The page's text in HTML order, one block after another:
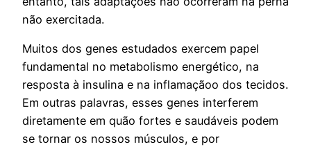
não exercitada.
Muitos dos genes estudados exercem papel
fundamental no metabolismo energético, na
resposta à insulina e na inflamaçãoo dos tecidos.
Em outras palavras, esses genes interferem
diretamente em quão fortes e saudáveis podem
se tornar os nossos músculos, e por